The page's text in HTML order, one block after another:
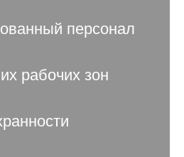
персонал
рабочих зон